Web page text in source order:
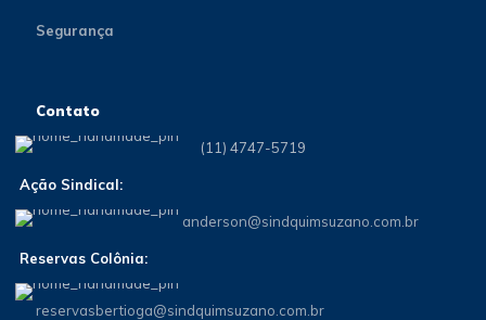
Segurança
Contato
(11) 4747-5719
Ação Sindical:
anderson@sindquimsuzano.com.br
Reservas Colônia:
reservasbertioga@sindquimsuzano.com.br